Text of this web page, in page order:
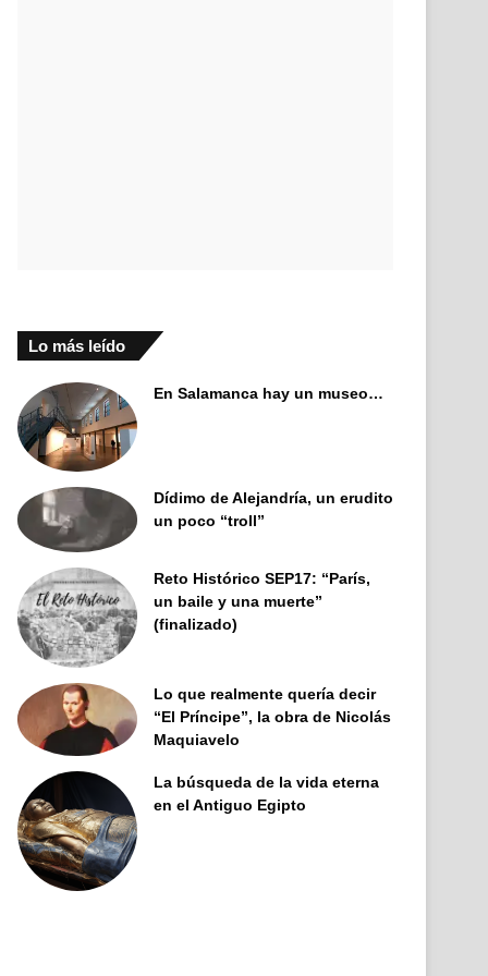
Lo más leído
En Salamanca hay un museo…
Dídimo de Alejandría, un erudito
un poco “troll”
Reto Histórico SEP17: “París,
un baile y una muerte”
(finalizado)
Lo que realmente quería decir
“El Príncipe”, la obra de Nicolás
Maquiavelo
La búsqueda de la vida eterna
en el Antiguo Egipto